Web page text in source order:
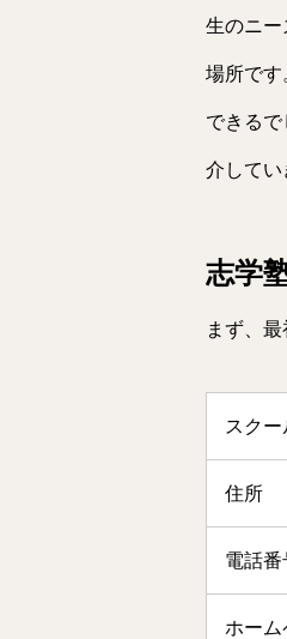
生のニー
場所です
できる
介してい
志学
まず、
スクー
住所
電話番
ホー